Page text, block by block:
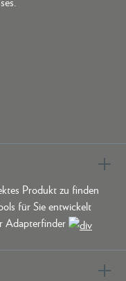
Produkt zu finden
für Sie entwickelt
Adapterfinder